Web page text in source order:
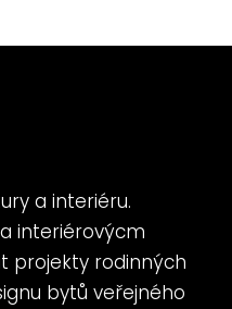
a interiéru.
interiérovýcm
projekty rodinných
bytů veřejného